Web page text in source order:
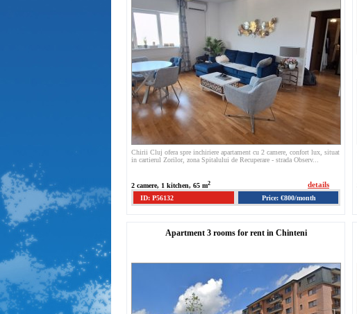
Chirii Cluj ofera spre inchiriere apartament cu 2 camere, confort lux, situat
in cartierul Zorilor, zona Spitalului de Recuperare - strada Observ...
2 camere, 1 kitchen, 65 m2 details
ID: P56132 Price: €800/month
Apartment 3 rooms for rent in Chinteni